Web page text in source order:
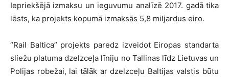
Iepriekšējā izmaksu un ieguvumu analīzē 2017. gadā tika
lēsts, ka projekts kopumā izmaksās 5,8 miljardus eiro.
“Rail Baltica” projekts paredz izveidot Eiropas standarta
sliežu platuma dzelzceļa līniju no Tallinas līdz Lietuvas un
Polijas robežai, lai tālāk ar dzelzceļu Baltijas valstis būtu